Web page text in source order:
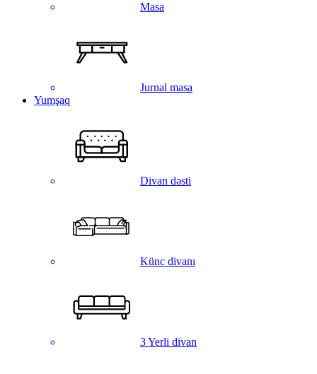
Masa
Jurnal masa
Yumşaq
Divan dəsti
Künc divanı
3 Yerli divan